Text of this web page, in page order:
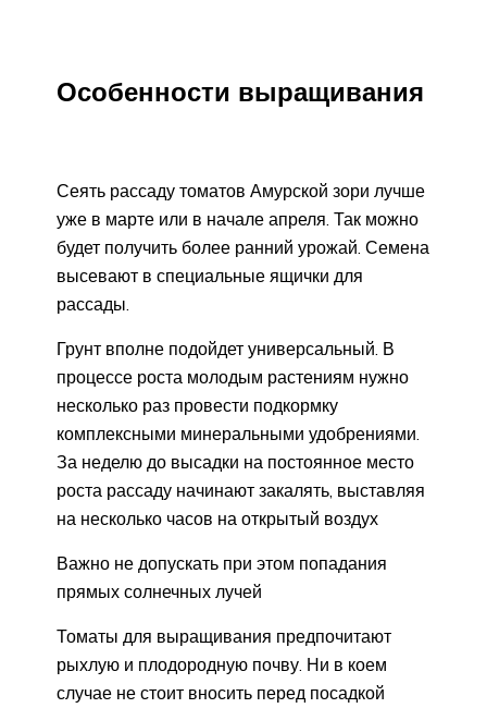
Особенности выращивания
Сеять рассаду томатов Амурской зори лучше
уже в марте или в начале апреля. Так можно
будет получить более ранний урожай. Семена
высевают в специальные ящички для
рассады.
Грунт вполне подойдет универсальный. В
процессе роста молодым растениям нужно
несколько раз провести подкормку
комплексными минеральными удобрениями.
За неделю до высадки на постоянное место
роста рассаду начинают закалять, выставляя
на несколько часов на открытый воздух
Важно не допускать при этом попадания
прямых солнечных лучей
Томаты для выращивания предпочитают
рыхлую и плодородную почву. Ни в коем
случае не стоит вносить перед посадкой